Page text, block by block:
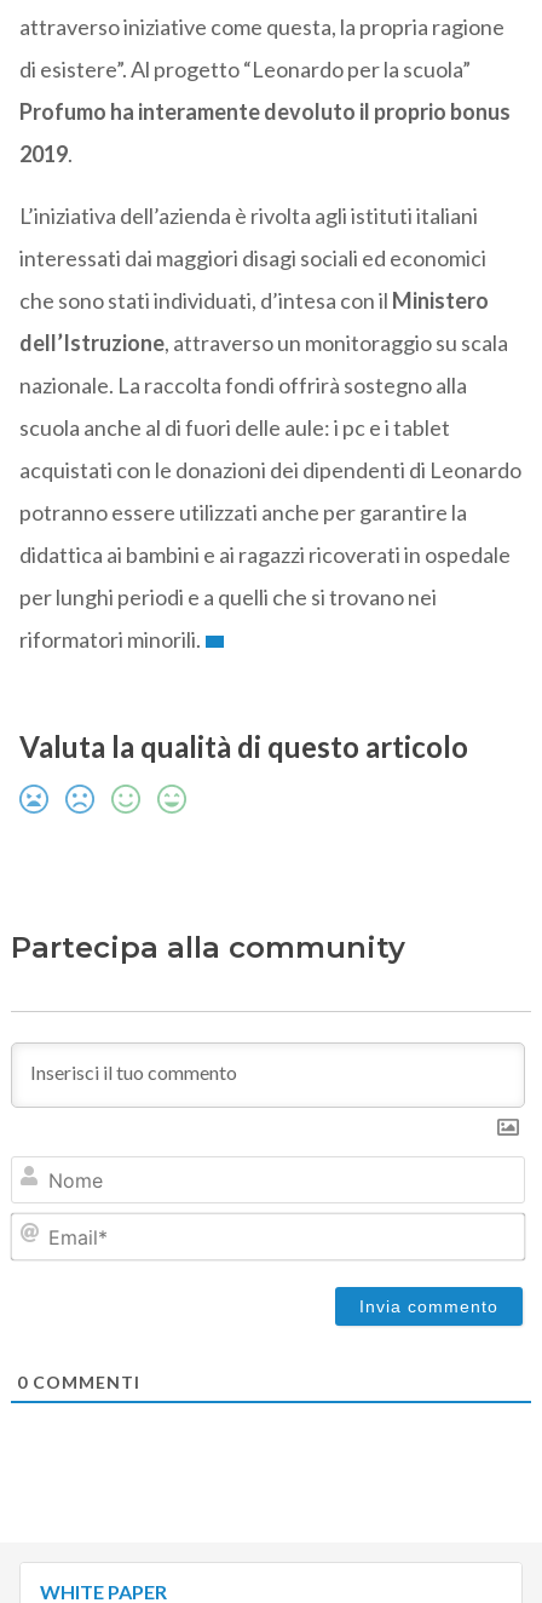
attraverso iniziative come questa, la propria ragione
di esistere”. Al progetto “Leonardo per la scuola”
Profumo ha interamente devoluto il proprio bonus
2019.
L’iniziativa dell’azienda è rivolta agli istituti italiani
interessati dai maggiori disagi sociali ed economici
che sono stati individuati, d’intesa con il Ministero
dell’Istruzione, attraverso un monitoraggio su scala
nazionale. La raccolta fondi offrirà sostegno alla
scuola anche al di fuori delle aule: i pc e i tablet
acquistati con le donazioni dei dipendenti di Leonardo
potranno essere utilizzati anche per garantire la
didattica ai bambini e ai ragazzi ricoverati in ospedale
per lunghi periodi e a quelli che si trovano nei
riformatori minorili.
Valuta la qualità di questo articolo
Partecipa alla community
0COMMENTI
WHITE PAPER